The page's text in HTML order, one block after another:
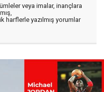
veya imalar, inançlara
harflerle yazılmış yorumlar